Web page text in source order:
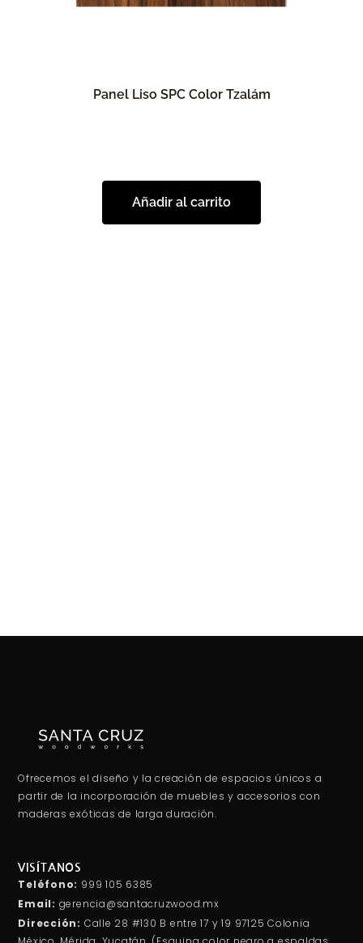
Panel Liso SPC Color Tzalám
Añadir al carrito
Ofrecemos el diseño y la creación de espacios únicos a
partir de la incorporación de muebles y accesorios con
maderas exóticas de larga duración.
VISÍTANOS
Teléfono: 999 105 6385
Email: gerencia@santacruzwood.mx
Dirección: Calle 28 #130 B entre 17 y 19 97125 Colonia